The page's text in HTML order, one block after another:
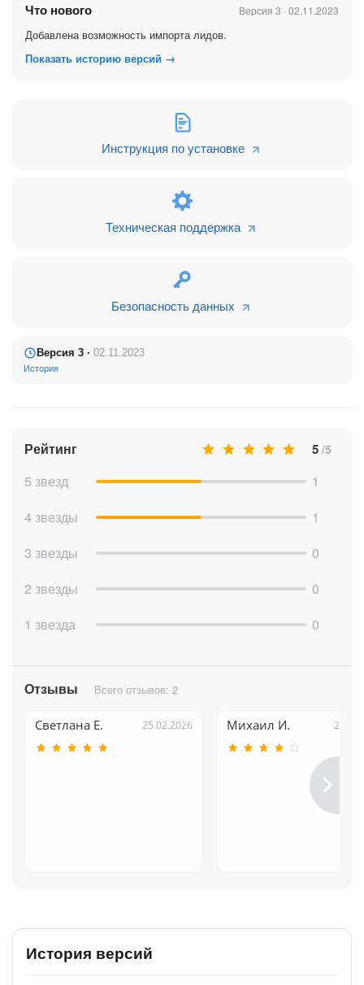
Да: параметры переноса задают правила соответствия и
качество данных на новом портале.
— закладывайте окно, когда отдел не ждёт срочных правок
Что нового Версия 3 · 02.11.2023
Добавлена возможность импорта лидов.
Показать историю версий →
Инструкция по установке
Техническая поддержка
Безопасность данных
Версия 3 · 02.11.2023
История
Рейтинг 5 /5
5 звезд
1
4 звезды
1
3 звезды
0
2 звезды
0
1 звезда
0
Отзывы Всего отзывов: 2
Светлана Е. 25.02.2026 Михаил И.
История версий